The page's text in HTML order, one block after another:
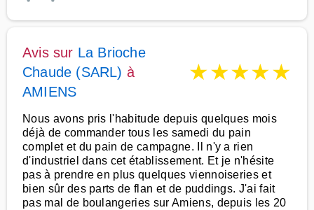
Avis sur La Brioche
Chaude (SARL) à
AMIENS
★★★★★
Nous avons pris l'habitude depuis quelques mois
déjà de commander tous les samedi du pain
complet et du pain de campagne. Il n'y a rien
d'industriel dans cet établissement. Et je n'hésite
pas à prendre en plus quelques viennoiseries et
bien sûr des parts de flan et de puddings. J'ai fait
pas mal de boulangeries sur Amiens, depuis les 20